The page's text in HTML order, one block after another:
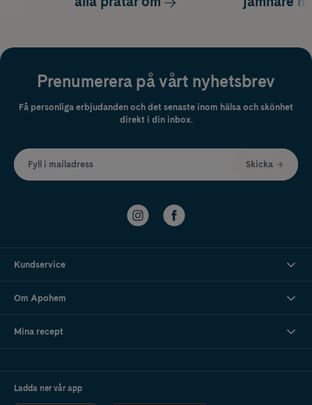
Prenumerera på vårt nyhetsbrev
Få personliga erbjudanden och det senaste inom hälsa och skönhet
direkt i din inbox.
Fyll i mailadress Skicka
Kundservice
Om Apohem
Mina recept
Ladda ner vår app